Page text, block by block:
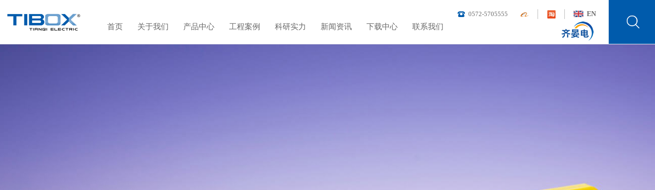
首页 关于我们 产品中心 工程案例 科研实力 新闻资讯 下载中心 联系我们
0572-5705555 EN